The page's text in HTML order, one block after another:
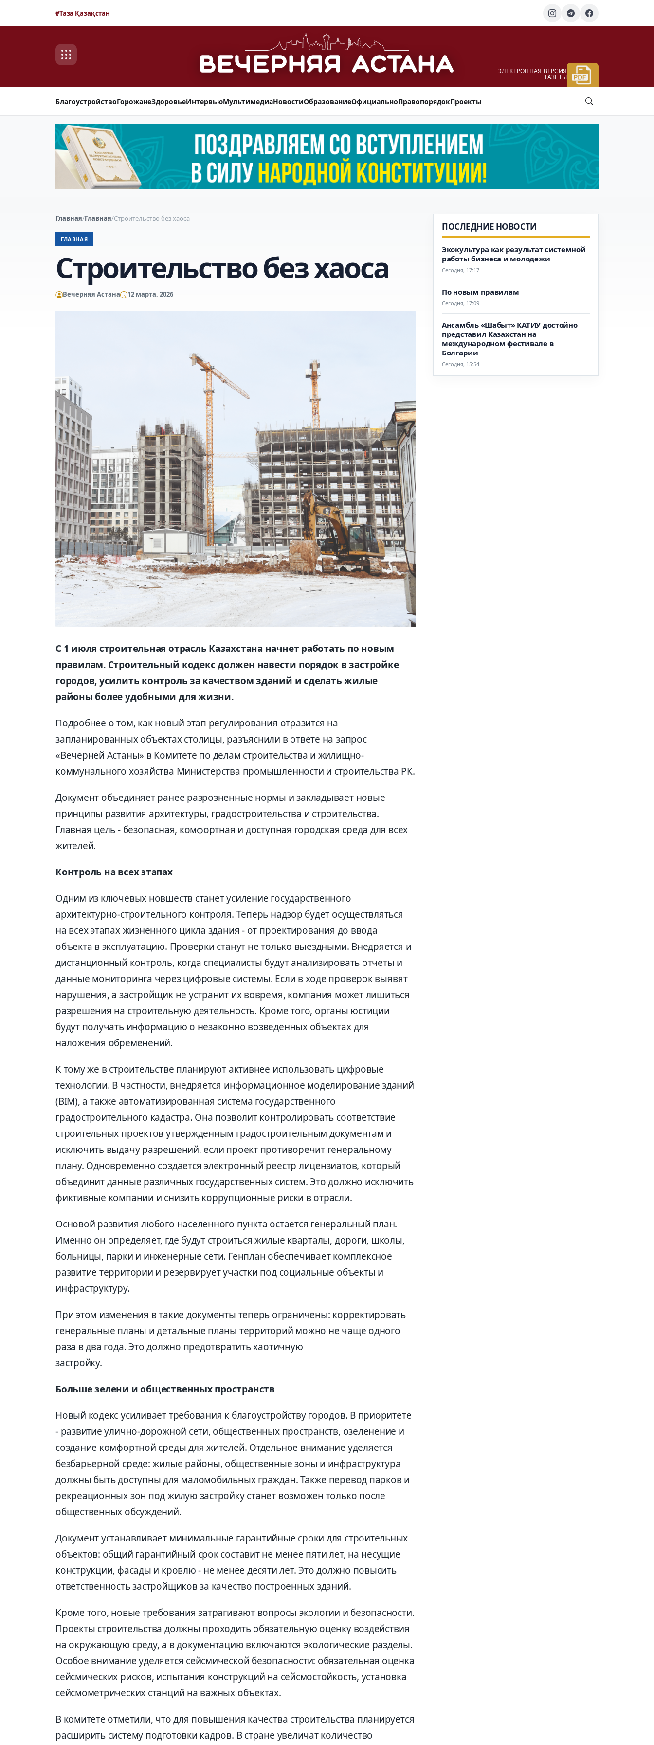
#Таза Қазақстан
ЭЛЕКТРОННАЯ ВЕРСИЯ
ГАЗЕТЫ
БлагоустройствоГорожанеЗдоровьеИнтервьюМультимедиаНовостиОбразованиеОфициальноПравопорядокПроекты
Главная/Главная/Строительство без хаоса
ГЛАВНАЯ
Строительство без хаоса
Вечерняя Астана 12 марта, 2026
С 1 июля строительная отрасль Казахстана начнет работать по новым
правилам. Строительный кодекс должен навести порядок в застройке
городов, усилить контроль за качеством зданий и сделать жилые
районы более удобными для жизни.
Подробнее о том, как новый этап регулирования отразится на
запланированных объектах столицы, разъяснили в ответе на запрос
«Вечерней Астаны» в Комитете по делам строительства и жилищно-
коммунального хозяйства Министерства промышленности и строительства РК.
Документ объединяет ранее разрозненные нормы и закладывает новые
принципы развития архитектуры, градостроительства и строительства.
Главная цель - безопасная, комфортная и доступная городская среда для всех
жителей.
Контроль на всех этапах
Одним из ключевых новшеств станет усиление государственного
архитектурно-строительного контроля. Теперь надзор будет осуществляться
на всех этапах жизненного цикла здания - от проектирования до ввода
объекта в эксплуатацию. Проверки станут не только выездными. Внедряется и
дистанционный контроль, когда специалисты будут анализировать отчеты и
данные мониторинга через цифровые системы. Если в ходе проверок выявят
нарушения, а застройщик не устранит их вовремя, компания может лишиться
разрешения на строительную деятельность. Кроме того, органы юстиции
будут получать информацию о незаконно возведенных объектах для
наложения обременений.
К тому же в строительстве планируют активнее использовать цифровые
технологии. В частности, внедряется информационное моделирование зданий
(BIM), а также автоматизированная система государственного
градостроительного кадастра. Она позволит контролировать соответствие
строительных проектов утвержденным градостроительным документам и
исключить выдачу разрешений, если проект противоречит генеральному
плану. Одновременно создается электронный реестр лицензиатов, который
объединит данные различных государственных систем. Это должно исключить
фиктивные компании и снизить коррупционные риски в отрасли.
Основой развития любого населенного пункта остается генеральный план.
Именно он определяет, где будут строиться жилые кварталы, дороги, школы,
больницы, парки и инженерные сети. Генплан обеспечивает комплексное
развитие территории и резервирует участки под социальные объекты и
инфраструктуру.
При этом изменения в такие документы теперь ограничены: корректировать
генеральные планы и детальные планы территорий можно не чаще одного
раза в два года. Это должно предотвратить хаотичную
застройку.
Больше зелени и общественных пространств
Новый кодекс усиливает требования к благоустройству городов. В приоритете
- развитие улично-дорожной сети, общественных пространств, озеленение и
создание комфортной среды для жителей. Отдельное внимание уделяется
безбарьерной среде: жилые районы, общественные зоны и инфраструктура
должны быть доступны для маломобильных граждан. Также перевод парков и
рекреационных зон под жилую застройку станет возможен только после
общественных обсуждений.
Документ устанавливает минимальные гарантийные сроки для строительных
объектов: общий гарантийный срок составит не менее пяти лет, на несущие
конструкции, фасады и кровлю - не менее десяти лет. Это должно повысить
ответственность застройщиков за качество построенных зданий.
Кроме того, новые требования затрагивают вопросы экологии и безопасности.
Проекты строительства должны проходить обязательную оценку воздействия
на окружающую среду, а в документацию включаются экологические разделы.
Особое внимание уделяется сейсмической безопасности: обязательная оценка
сейсмических рисков, испытания конструкций на сейсмостойкость, установка
сейсмометрических станций на важных объектах.
В комитете отметили, что для повышения качества строительства планируется
расширить систему подготовки кадров. В стране увеличат количество
ПОСЛЕДНИЕ НОВОСТИ
Экокультура как результат системной
работы бизнеса и молодежи
Сегодня, 17:17
По новым правилам
Сегодня, 17:09
Ансамбль «Шабыт» КАТИУ достойно
представил Казахстан на
международном фестивале в
Болгарии
Сегодня, 15:54